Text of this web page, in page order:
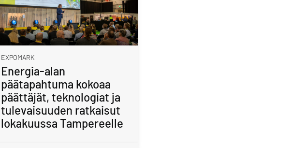
EXPOMARK
Energia-alan
päätapahtuma kokoaa
päättäjät, teknologiat ja
tulevaisuuden ratkaisut
lokakuussa Tampereelle